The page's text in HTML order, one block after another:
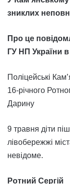
зниклих
Про це
ГУ НП України
Поліцейські
16-річного
Дарину
9 травня діти
лівобережжі
невідоме.
Ротний Сергій